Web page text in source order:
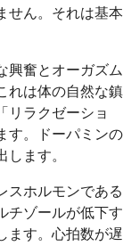
せん。それは基本
興奮とオーガズム
れは体の自然な鎮
リラクゼーショ
す。ドーパミンの
ます。
スホルモンである
チゾールが低下す
ます。心拍数が遅